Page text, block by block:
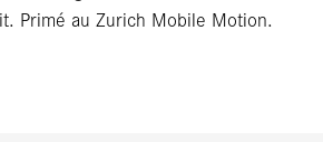
Primé au Zurich Mobile Motion.